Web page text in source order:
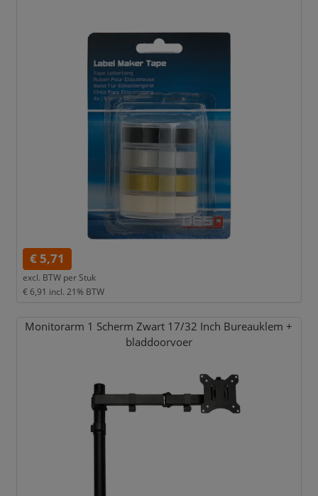
€ 5,71
excl. BTW per Stuk
€ 6,91 incl. 21% BTW
Monitorarm 1 Scherm Zwart 17/32 Inch Bureauklem +
bladdoorvoer